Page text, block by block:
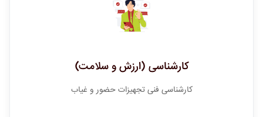
کارشناسی (ارزش و سلامت)
کارشناسی فنی تجهیزات حضور و غیاب